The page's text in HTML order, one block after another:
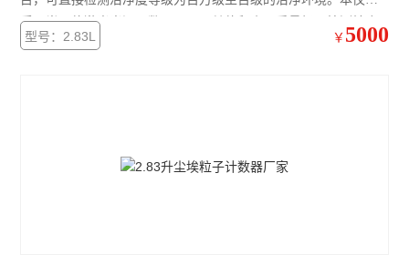
采用半导体激光光源，数码显示，其体积小、重量轻、检测精度
高、功能操作简单明了，电脑控制，可打印采样结果，测试洁净
型号：2.83L ￥ 5000